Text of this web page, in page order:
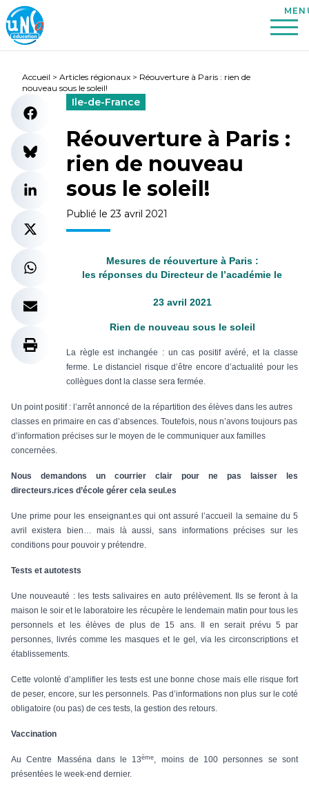
Accueil > Articles régionaux > Réouverture à Paris : rien de
nouveau sous le soleil!
Ile-de-France
Réouverture à Paris :
rien de nouveau
sous le soleil!
Publié le 23 avril 2021
Mesures de réouverture à Paris :
les réponses du Directeur de l’académie le
23 avril 2021
Rien de nouveau sous le soleil
La règle est inchangée : un cas positif avéré, et la classe
ferme. Le distanciel risque d’être encore d’actualité pour les
collègues dont la classe sera fermée.
Un point positif : l’arrêt annoncé de la répartition des élèves dans les autres
classes en primaire en cas d’absences. Toutefois, nous n’avons toujours pas
d’information précises sur le moyen de le communiquer aux familles
concernées.
Nous demandons un courrier clair pour ne pas laisser les
directeurs.rices d’école gérer cela seul.es
Une prime pour les enseignant.es qui ont assuré l’accueil la semaine du 5
avril existera bien… mais là aussi, sans informations précises sur les
conditions pour pouvoir y prétendre.
Tests et autotests
Une nouveauté : les tests salivaires en auto prélèvement. Ils se feront à la
maison le soir et le laboratoire les récupère le lendemain matin pour tous les
personnels et les élèves de plus de 15 ans. Il en serait prévu 5 par
personnes, livrés comme les masques et le gel, via les circonscriptions et
établissements.
Cette volonté d’amplifier les tests est une bonne chose mais elle risque fort
de peser, encore, sur les personnels. Pas d’informations non plus sur le coté
obligatoire (ou pas) de ces tests, la gestion des retours.
Vaccination
Au Centre Masséna dans le 13ème, moins de 100 personnes se sont
présentées le week-end dernier.